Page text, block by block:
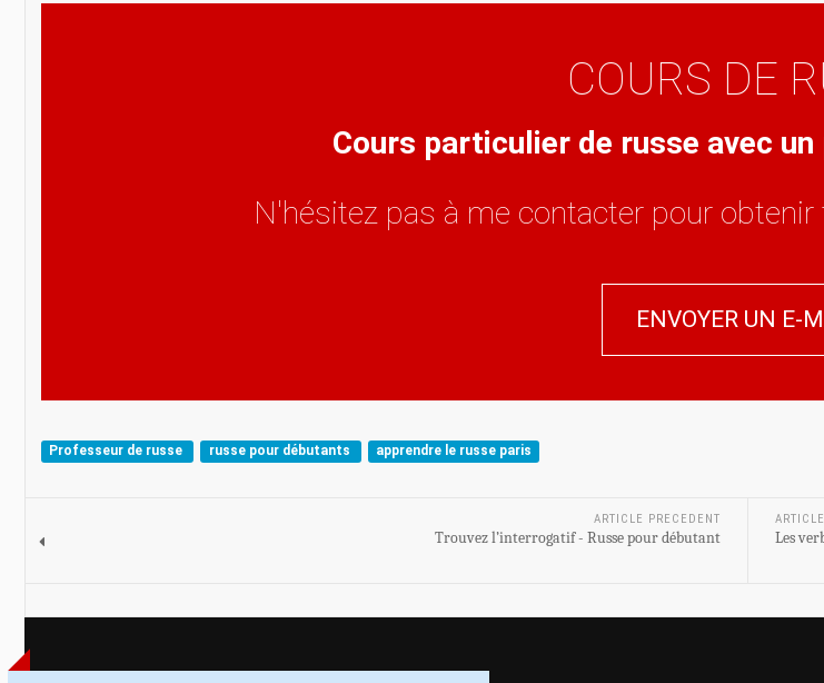
COURS DE
Cours particulier de russe avec
N'hésitez pas à me contacter pour
ENVOYER UN E-
Professeur de russe russe pour débutants apprendre le russe paris
ARTICLE PRECEDENT
Trouvez l’interrogatif - Russe pour débutant Les